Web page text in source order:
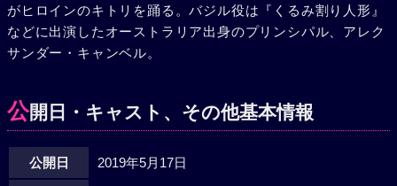
がヒロインのキトリを踊る。バジル役は『くるみ割り人形』
などに出演したオーストラリア出身のプリンシパル、アレク
サンダー・キャンベル。
公開日・キャスト、その他基本情報
公開日 2019年5月17日